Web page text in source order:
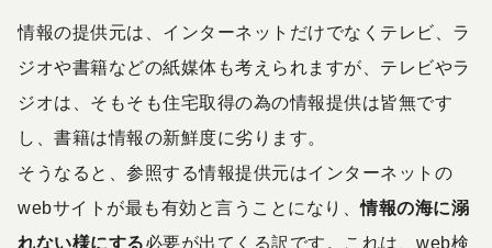
情報の提供元は、インターネットだけでなくテレビ、ラ
ジオや書籍などの紙媒体も考えられますが、テレビやラ
ジオは、そもそも住宅取得の為の情報提供は皆無です
し、書籍は情報の新鮮度に劣ります。
そうなると、参照する情報提供元はインターネットの
webサイトが最も有効と言うことになり、情報の海に溺
れない様にする必要が出てくる訳です。これは、web検